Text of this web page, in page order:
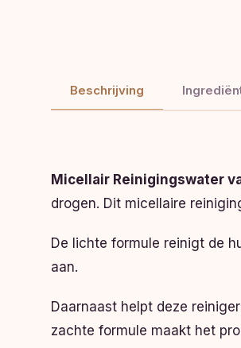
Beschrijving
Micellair Reinigingswater
drogen. Dit micellaire
De lichte formule reinigt de
aan.
Daarnaast helpt deze
zachte formule maakt het